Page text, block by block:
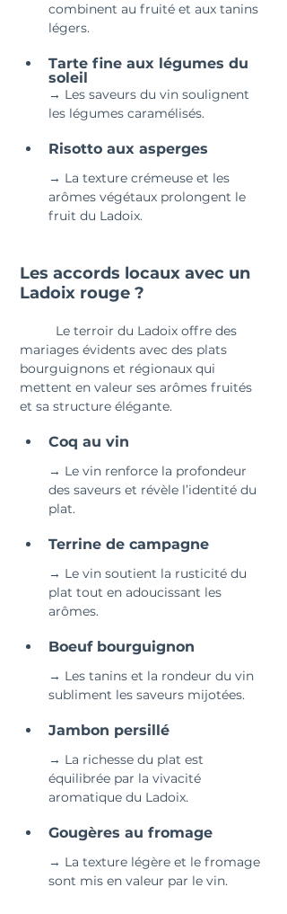
combinent au fruité et aux tanins
légers.
Tarte fine aux légumes du
soleil
→ Les saveurs du vin soulignent
les légumes caramélisés.
Risotto aux asperges
→ La texture crémeuse et les
arômes végétaux prolongent le
fruit du Ladoix.
Les accords locaux avec un
Ladoix rouge ?
mariages évidents avec des plats
bourguignons et régionaux qui
mettent en valeur ses arômes fruités
et sa structure élégante.
Coq au vin
→ Le vin renforce la profondeur
des saveurs et révèle l’identité du
plat.
Terrine de campagne
→ Le vin soutient la rusticité du
plat tout en adoucissant les
arômes.
Boeuf bourguignon
→ Les tanins et la rondeur du vin
subliment les saveurs mijotées.
Jambon persillé
→ La richesse du plat est
équilibrée par la vivacité
aromatique du Ladoix.
Gougères au fromage
→ La texture légère et le fromage
sont mis en valeur par le vin.